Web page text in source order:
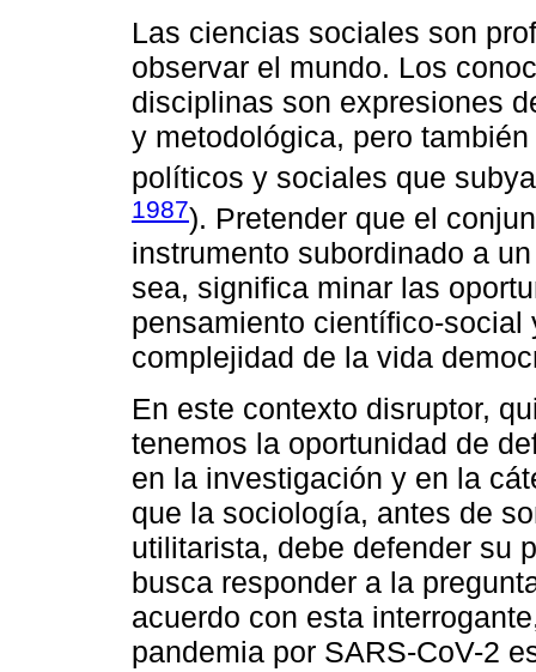
Las ciencias sociales son
observar el mundo. Los
disciplinas son expresiones
y metodológica, pero
políticos y sociales que
1987). Pretender que el
instrumento subordinado a
sea, significa minar las
pensamiento científico-
complejidad de la vida
En este contexto disruptor,
tenemos la oportunidad de
en la investigación y en la
que la sociología, antes de
utilitarista, debe defender su
busca responder a la
acuerdo con esta
pandemia por SARS-CoV-2